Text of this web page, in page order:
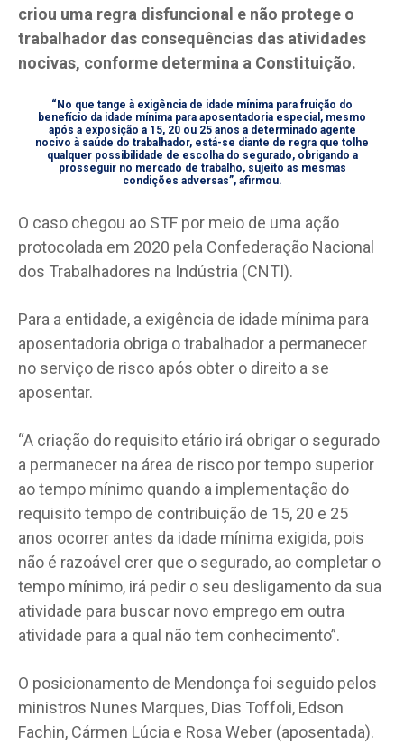
criou uma regra disfuncional e não protege o
trabalhador das consequências das atividades
nocivas, conforme determina a Constituição.
“No que tange à exigência de idade mínima para fruição do
benefício da idade mínima para aposentadoria especial, mesmo
após a exposição a 15, 20 ou 25 anos a determinado agente
nocivo à saúde do trabalhador, está-se diante de regra que tolhe
qualquer possibilidade de escolha do segurado, obrigando a
prosseguir no mercado de trabalho, sujeito as mesmas
condições adversas”, afirmou.
O caso chegou ao STF por meio de uma ação
protocolada em 2020 pela Confederação Nacional
dos Trabalhadores na Indústria (CNTI).
Para a entidade, a exigência de idade mínima para
aposentadoria obriga o trabalhador a permanecer
no serviço de risco após obter o direito a se
aposentar.
“A criação do requisito etário irá obrigar o segurado
a permanecer na área de risco por tempo superior
ao tempo mínimo quando a implementação do
requisito tempo de contribuição de 15, 20 e 25
anos ocorrer antes da idade mínima exigida, pois
não é razoável crer que o segurado, ao completar o
tempo mínimo, irá pedir o seu desligamento da sua
atividade para buscar novo emprego em outra
atividade para a qual não tem conhecimento”.
O posicionamento de Mendonça foi seguido pelos
ministros Nunes Marques, Dias Toffoli, Edson
Fachin, Cármen Lúcia e Rosa Weber (aposentada).